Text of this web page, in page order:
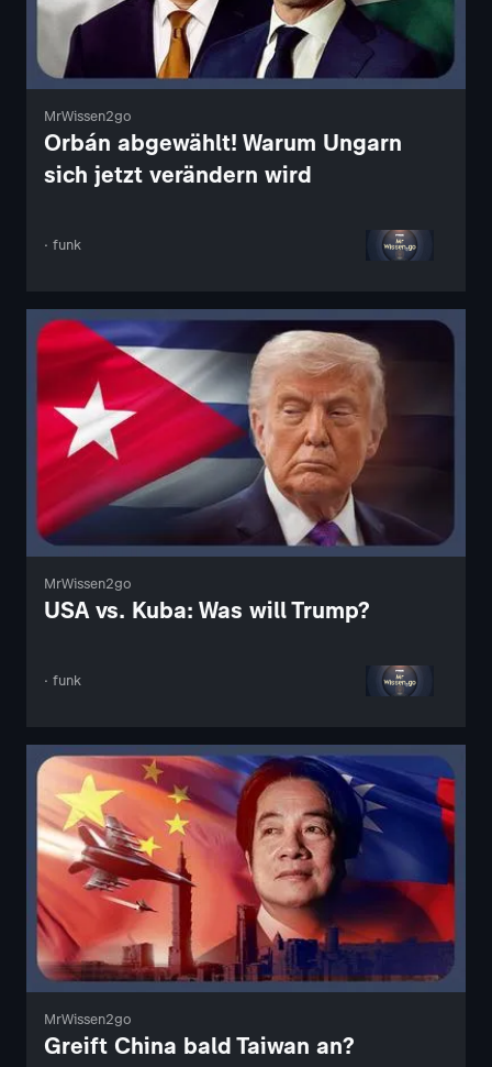
MrWissen2go
Orbán abgewählt! Warum Ungarn
sich jetzt verändern wird
· funk
MrWissen2go
USA vs. Kuba: Was will Trump?
· funk
MrWissen2go
Greift China bald Taiwan an?